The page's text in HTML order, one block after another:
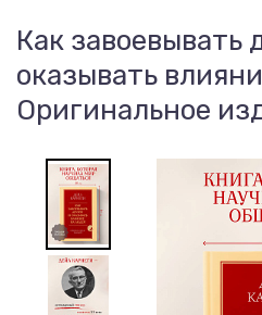
Как завоевывать
оказывать
Оригинальное